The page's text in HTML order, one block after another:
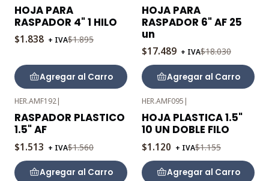
-3%
OFF
HOJA PARA
RASPADOR 4" 1 HILO
$1.838 + IVA$1.895
Agregar al Carro
-3%
OFF
HOJA PARA
RASPADOR 6" AF 25
un
$17.489 + IVA$18.030
Agregar al Carro
-3%
OFF
HER.AMF192|
RASPADOR PLASTICO
1.5" AF
$1.513 + IVA$1.560
Agregar al Carro
-3%
OFF
HER.AMF095 |
HOJA PLASTICA 1.5"
10 UN DOBLE FILO
$1.120 + IVA$1.155
Agregar al Carro